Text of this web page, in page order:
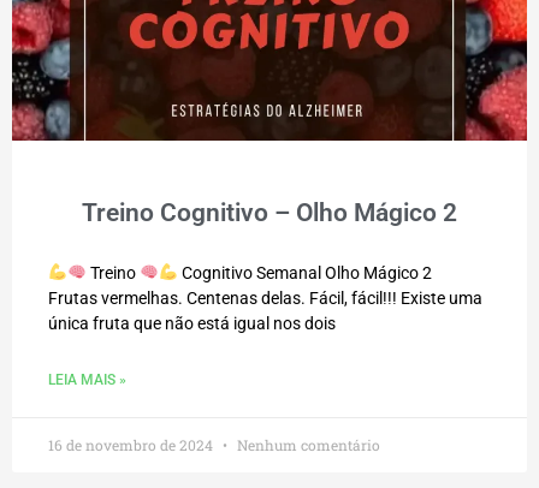
Treino Cognitivo – Olho Mágico 2
Treino
Cognitivo Semanal Olho Mágico 2
Frutas vermelhas. Centenas delas. Fácil, fácil!!! Existe uma
única fruta que não está igual nos dois
LEIA MAIS »
16 de novembro de 2024 Nenhum comentário